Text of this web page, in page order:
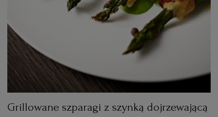
ZIELONA GÓRA
Grillowane szparagi z szynką dojrzewającą